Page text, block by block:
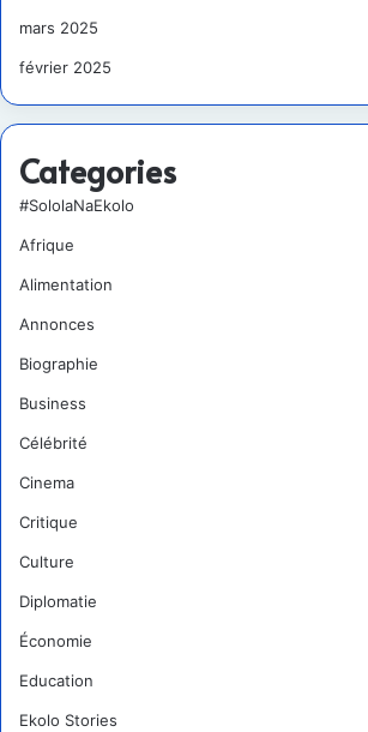
mars 2025
février 2025
Categories
#SololaNaEkolo
Afrique
Alimentation
Annonces
Biographie
Business
Célébrité
Cinema
Critique
Culture
Diplomatie
Économie
Education
Ekolo Stories